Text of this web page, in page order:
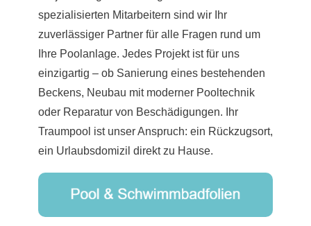
spezialisierten Mitarbeitern sind wir Ihr
zuverlässiger Partner für alle Fragen rund um
Ihre Poolanlage. Jedes Projekt ist für uns
einzigartig – ob Sanierung eines bestehenden
Beckens, Neubau mit moderner Pooltechnik
oder Reparatur von Beschädigungen. Ihr
Traumpool ist unser Anspruch: ein Rückzugsort,
ein Urlaubsdomizil direkt zu Hause.